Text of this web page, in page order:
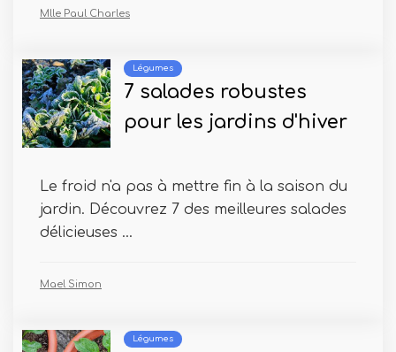
Mlle Paul Charles
Légumes
7 salades robustes
pour les jardins d'hiver
Le froid n'a pas à mettre fin à la saison du
jardin. Découvrez 7 des meilleures salades
délicieuses ...
Mael Simon
Légumes